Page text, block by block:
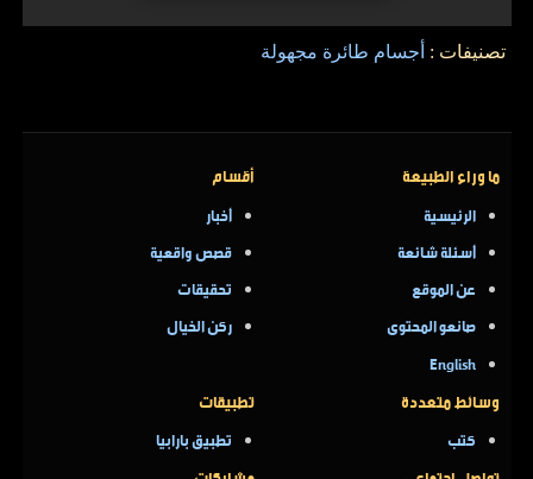
تصنيفات : أجسام طائرة مجهولة
ما وراء الطبيعة
الرئيسية
أسئلة شائعة
عن الموقع
صانعو المحتوى
English
أقسام
أخبار
قصص واقعية
تحقيقات
ركن الخيال
وسائط متعددة
كتب
تطبيقات
تطبيق بارابيا